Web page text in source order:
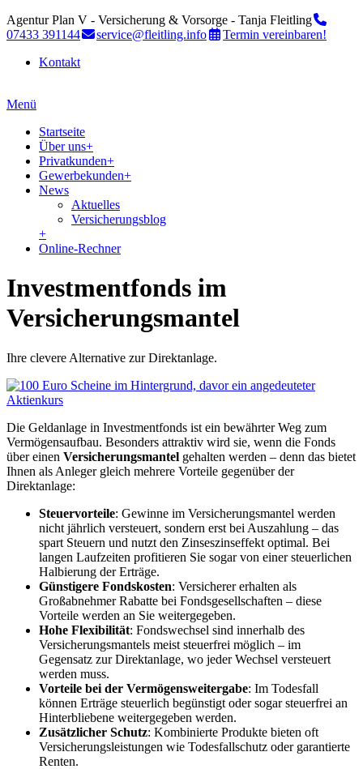
Agentur Plan V - Versicherung & Vorsorge - Tanja Fleitling
07433 391144
service@fleitling.info
Termin vereinbaren!
Kontakt
Menü
Startseite
Über uns+
Privatkunden+
Gewerbekunden+
News
Aktuelles
Versicherungsblog
+
Online-Rechner
Investmentfonds im
Versicherungsmantel
Ihre clevere Alternative zur Direktanlage.
Die Geldanlage in Investmentfonds ist ein bewährter Weg zum
Vermögensaufbau. Besonders attraktiv wird sie, wenn die Fonds
über einen Versicherungsmantel gehalten werden – denn das bietet
Ihnen als Anleger gleich mehrere Vorteile gegenüber der
Direktanlage:
Steuervorteile: Gewinne im Versicherungsmantel werden
nicht jährlich versteuert, sondern erst bei Auszahlung – das
spart Steuern und nutzt den Zinseszinseffekt optimal. Bei
langen Laufzeiten profitieren Sie sogar von einer steuerlichen
Halbierung der Erträge.
Günstigere Fondskosten: Versicherer erhalten als
Großabnehmer Rabatte bei Fondsgesellschaften – diese
Vorteile werden an Sie weitergegeben.
Hohe Flexibilität: Fondswechsel sind innerhalb des
Versicherungsmantels meist steuerfrei möglich – im
Gegensatz zur Direktanlage, wo jeder Wechsel versteuert
werden muss.
Vorteile bei der Vermögensweitergabe: Im Todesfall
können Erträge steuerlich begünstigt oder sogar steuerfrei an
Hinterbliebene weitergegeben werden.
Zusätzlicher Schutz: Kombinierte Produkte bieten oft
Versicherungsleistungen wie Todesfallschutz oder garantierte
Renten.